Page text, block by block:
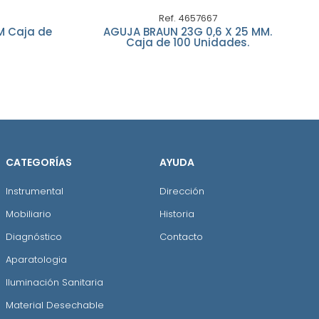
Caja de
Ref. 4657667
AGUJA BRAUN 23G 0,6 X 25 MM.
Caja de 100 Unidades.
CATEGORÍAS
Instrumental
Mobiliario
Diagnóstico
Aparatologia
Iluminación Sanitaria
Material Desechable
AYUDA
Dirección
Historia
Contacto